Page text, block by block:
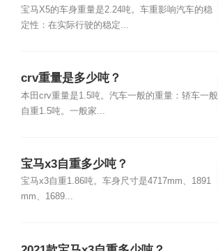
宝马X5的车身重量是2.24吨。车重影响汽车的稳
定性：在实际行驶的稳定...
crv重量是多少吨？
本田crv重量是1.5吨。汽车一般的重量：轿车一般
自重1.5吨。一般家...
宝马x3自重多少吨？
宝马x3自重1.86吨。车身尺寸是4717mm、1891
mm、1689...